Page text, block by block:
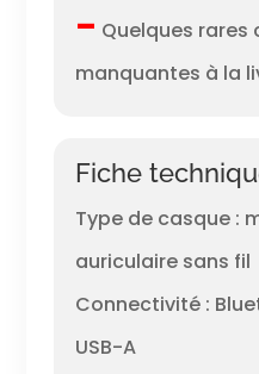
– Quelques rares
manquantes à la
Fiche
Type de casque :
auriculaire sans fil
Connectivité :
USB-A